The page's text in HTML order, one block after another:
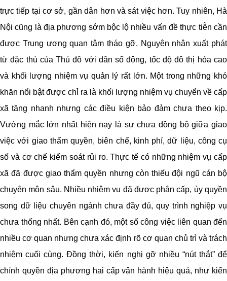
trực tiếp tại cơ sở, gần dân hơn và sát việc hơn. Tuy nhiên, Hà
Nội cũng là địa phương sớm bộc lộ nhiều vấn đề thực tiễn cần
được Trung ương quan tâm tháo gỡ. Nguyên nhân xuất phát
từ đặc thù của Thủ đô với dân số đông, tốc độ đô thị hóa cao
và khối lượng nhiệm vụ quản lý rất lớn. Một trong những khó
khăn nổi bật được chỉ ra là khối lượng nhiệm vụ chuyển về cấp
xã tăng nhanh nhưng các điều kiện bảo đảm chưa theo kịp.
Vướng mắc lớn nhất hiện nay là sự chưa đồng bộ giữa giao
việc với giao thẩm quyền, biên chế, kinh phí, dữ liệu, công cụ
số và cơ chế kiểm soát rủi ro. Thực tế có những nhiệm vụ cấp
xã đã được giao thẩm quyền nhưng còn thiếu đội ngũ cán bộ
chuyên môn sâu. Nhiều nhiệm vụ đã được phân cấp, ủy quyền
song dữ liệu chuyên ngành chưa đầy đủ, quy trình nghiệp vụ
chưa thống nhất. Bên cạnh đó, một số công việc liên quan đến
nhiều cơ quan nhưng chưa xác định rõ cơ quan chủ trì và trách
nhiệm cuối cùng. Đồng thời, kiến nghị gỡ nhiều “nút thắt” để
chính quyền địa phương hai cấp vận hành hiệu quả, như kiến